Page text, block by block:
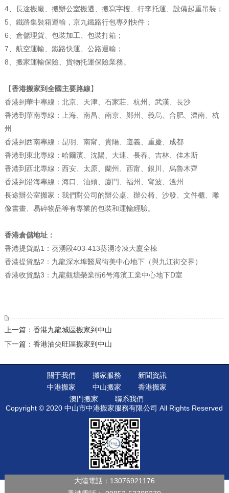
4、長途搬廠、搬辦公室搬遷、搬寫字樓、行李托運、設備起重吊裝；
5、鐵路集裝箱運輸，京九鐵路行包專列快件；
6、倉儲理貨、包裝加工、包裝打箱；
7、航空運輸、鐵路快運、公路運輸；
8、搬家運輸保險、貨物托運保險業務。
【香港搬家到全國主要路線】
香港到華中專線：北京、天津、石家莊、杭州、武漢、長沙
香港到華南專線：上海、南昌、南京、鄭州、義烏、合肥、濟南、杭
州
香港到西南專線：昆明、南甯、貴陽、遵義、重慶、成都
香港到東北專線：哈爾濱、沈陽、大連、長春、吉林、佳木斯
香港到西北專線：西安、太原、蘭州、西甯、銀川、烏魯木齊
香港到沿海專線：海口、汕頭、廈門、福州、甯波、溫州
長途辦公室搬家：我們對公司的辦公桌、辦公椅、沙發、文件櫃、雕
像書畫、易碎物品等有專業的包裝和運輸經驗。
香港倉儲地址：
香港提貨點1：葵湧段403-413葵湧冷凍大廈全棟
香港提貨點2：九龍深水埠醫局街美中心地下（與九江街交界）
香港收貨點3：九龍觀塘榮業街6号海濱工業中心地下D室
上一篇：香港九龍城區搬家到中山
下一篇：香港油尖旺區搬家到中山
關于我們 搬家服務
新聞資訊
中港搬家
中山搬家
香港搬家
澳門搬家
聯系我們
Copyright © 2020 中山市中港搬家服務有限公司 All Rights Reserved
大陸電話： 13076921176